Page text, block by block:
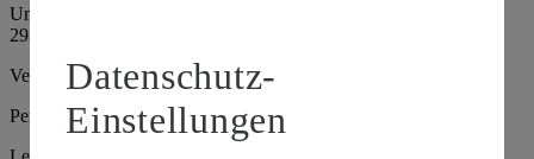
Umsatzsteuer-Identifikationsnummer gem. § 27a UStG: DE
293898480
Vertretungsberechtigte: Herr Christian Werner (Gesellschafter)
Persönlich haftende Gesellschafterin:
Datenschutz-
Einstellungen